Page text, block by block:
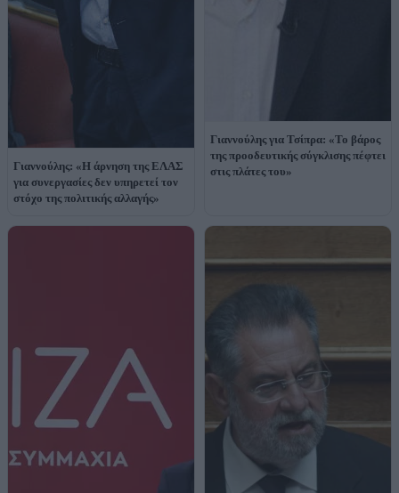
Γιαννούλης: «Η άρνηση της ΕΛΑΣ
για συνεργασίες δεν υπηρετεί τον
στόχο της πολιτικής αλλαγής»
Γιαννούλης για Τσίπρα: «Το βάρος
της προοδευτικής σύγκλισης πέφτει
στις πλάτες του»